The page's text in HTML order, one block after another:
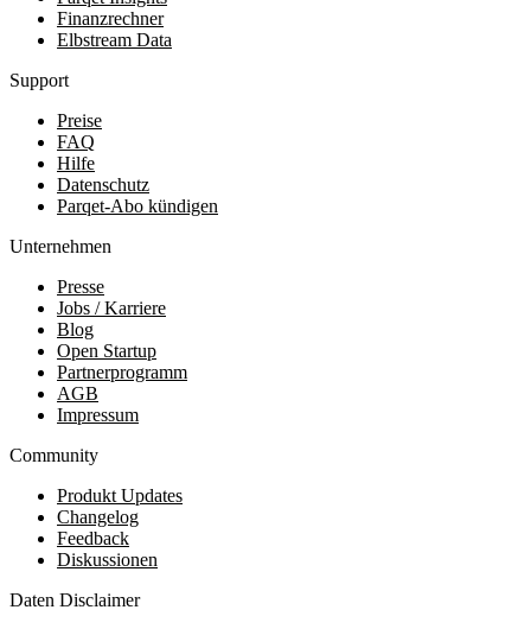
Finanzrechner
Elbstream Data
Support
Preise
FAQ
Hilfe
Datenschutz
Parqet-Abo kündigen
Unternehmen
Presse
Jobs / Karriere
Blog
Open Startup
Partnerprogramm
AGB
Impressum
Community
Produkt Updates
Changelog
Feedback
Diskussionen
Daten Disclaimer